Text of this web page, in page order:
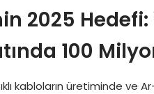
2025
100
kabloların üretiminde ve